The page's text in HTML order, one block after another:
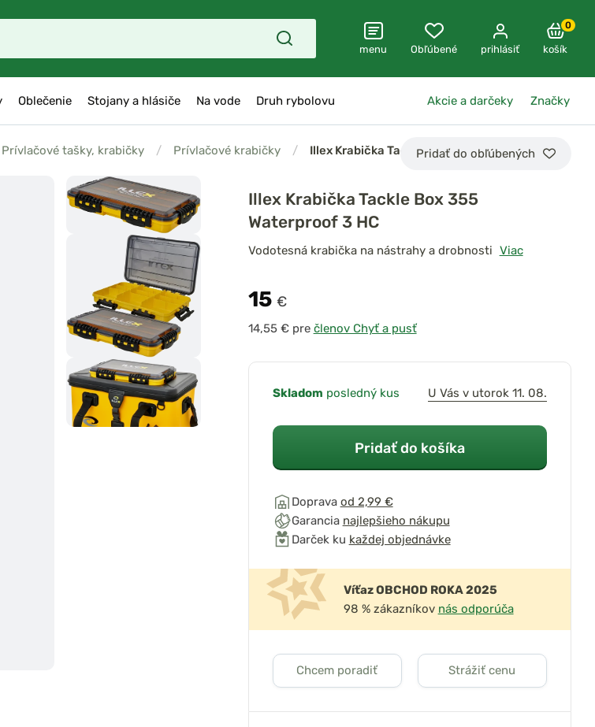
menu Obľúbené prihlásiť
0
košík
Oblečenie Stojany a hlásiče Na vode Druh rybolovu Akcie a darčeky Značky
Prívlačové tašky, krabičky / Prívlačové krabičky / Illex Krabička Tackle…Pridať do obľúbených
Illex Krabička Tackle Box 355
Waterproof 3 HC
Vodotesná krabička na nástrahy a drobnosti Viac
15 €
pre členov Chyť a pusť
Skladom posledný kus U Vás v utorok 11. 08.
Pridať do košíka
Doprava od 2,99 €
Garancia najlepšieho nákupu
Darček ku každej objednávke
Víťaz OBCHOD ROKA 2025
98 % zákazníkov nás odporúča
Chcem poradiť Strážiť cenu